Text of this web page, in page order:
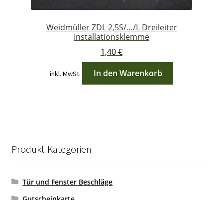
Weidmüller ZDL 2,5S/…/L Dreileiter
Installationsklemme
1,40€
inkl. MwSt. In den Warenkorb
Produkt-Kategorien
Tür und Fenster Beschläge